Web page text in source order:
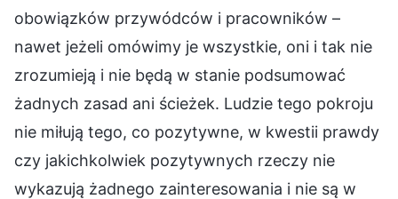
obowiązków przywódców i pracowników –
nawet jeżeli omówimy je wszystkie, oni i tak nie
zrozumieją i nie będą w stanie podsumować
żadnych zasad ani ścieżek. Ludzie tego pokroju
nie miłują tego, co pozytywne, w kwestii prawdy
czy jakichkolwiek pozytywnych rzeczy nie
wykazują żadnego zainteresowania i nie są w